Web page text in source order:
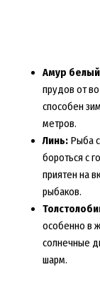
Амур
прудов от
способен
метров.
Линь:Рыба с
бороться с
приятен на
рыбаков.
особенно в
солнечные
шарм.